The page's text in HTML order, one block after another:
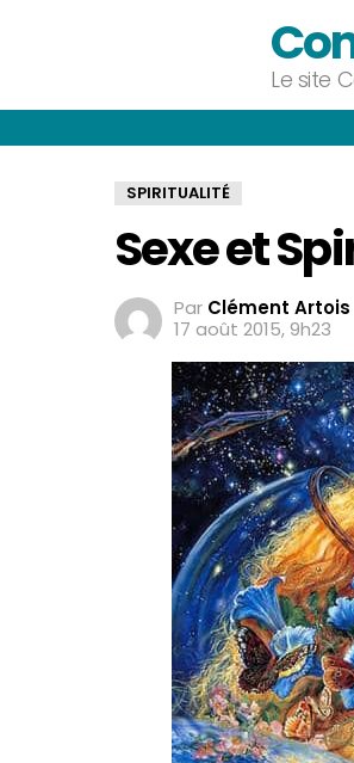
Le site
SPIRITUALITÉ
Sexe et
Par Clément Artois
17 août 2015, 9h23